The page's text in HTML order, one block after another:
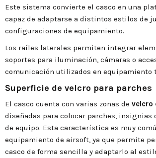
Este sistema convierte el casco en una
capaz de adaptarse a distintos estilos de
configuraciones de equipamiento.
Los raíles laterales permiten integrar
soportes para iluminación, cámaras o
comunicación utilizados en equipamiento
Superficie de velcro para parches
El casco cuenta con varias zonas de velcro
diseñadas para colocar parches, insignias
de equipo. Esta característica es muy
equipamiento de airsoft, ya que permite
casco de forma sencilla y adaptarlo al